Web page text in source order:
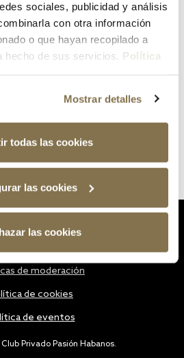
sociales, publicidad y análisis
con otra información
o que hayan recopilado a
hecho de sus servicios. Política
Mostrar detalles
todas las cookies
las cookies
las cookies
Privado Pasión Habanos.
de moderación
de cookies
de eventos